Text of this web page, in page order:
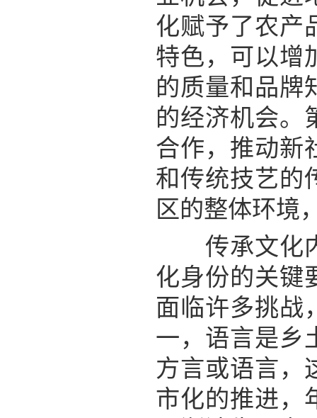
化赋予了农产
特色，可以增
的质量和品牌
的经济机会。
合作，推动新
和传统技艺的
区的整体环境
传承文化内
化身份的关键
面临许多挑战
一，语言是乡
方言或语言，
市化的推进，